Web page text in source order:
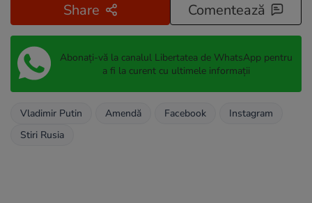
Share Comentează
Abonați-vă la canalul Libertatea de WhatsApp pentru
a fi la curent cu ultimele informații
Vladimir Putin Amendă Facebook
Instagram
Stiri Rusia